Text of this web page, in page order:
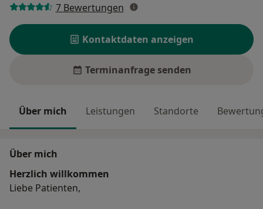
7 Bewertungen
Kontaktdaten anzeigen
Terminanfrage senden
Über mich Leistungen Standorte
Über mich
Herzlich willkommen
Liebe Patienten,